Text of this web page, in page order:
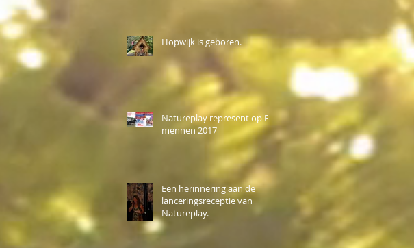
Hopwijk is geboren.
Natureplay represent op BK
mennen 2017
Een herinnering aan de
lanceringsreceptie van
Natureplay.